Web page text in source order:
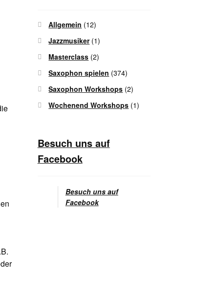
Allgemein (12)
Jazzmusiker(1)
Masterclass (2)
Saxophon spielen (374)
Saxophon Workshops (2)
Wochenend Workshops (1)
Besuch uns auf
Facebook
Besuch uns auf
Facebook